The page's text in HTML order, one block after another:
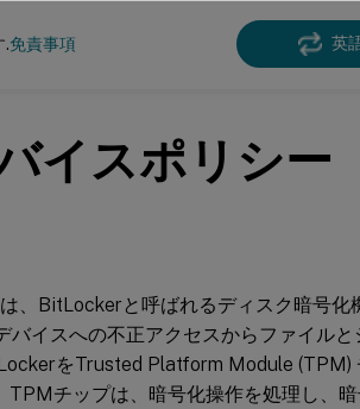
.免責事項 英
イスポリシー
、BitLockerと呼ばれるディスク暗号化
イスへの不正アクセスからファイルと
をTrusted Platform Module (TPM)
TPMチップは、暗号化操作を処理し、